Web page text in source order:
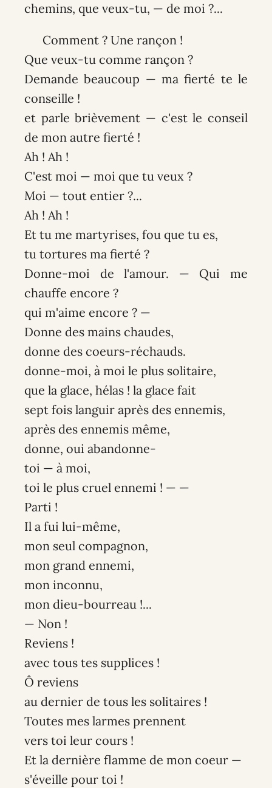
chemins, que veux-tu, — de moi ?...
Comment ? Une rançon !
Que veux-tu comme rançon ?
Demande beaucoup — ma fierté te le
conseille !
et parle brièvement — c'est le conseil
de mon autre fierté !
Ah ! Ah !
C'est moi — moi que tu veux ?
Moi — tout entier ?...
Ah ! Ah !
Et tu me martyrises, fou que tu es,
tu tortures ma fierté ?
Donne-moi de l'amour. — Qui me
chauffe encore ?
qui m'aime encore ? —
Donne des mains chaudes,
donne des coeurs-réchauds.
donne-moi, à moi le plus solitaire,
que la glace, hélas ! la glace fait
sept fois languir après des ennemis,
après des ennemis même,
donne, oui abandonne-
toi — à moi,
toi le plus cruel ennemi ! — —
Parti !
Il a fui lui-même,
mon seul compagnon,
mon grand ennemi,
mon inconnu,
mon dieu-bourreau !...
— Non !
Reviens !
avec tous tes supplices !
Ô reviens
au dernier de tous les solitaires !
Toutes mes larmes prennent
vers toi leur cours !
Et la dernière flamme de mon coeur —
s'éveille pour toi !